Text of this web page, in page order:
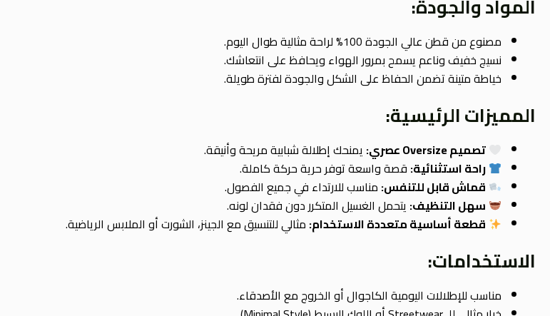
المواد والجودة:
مصنوع من قطن عالي الجودة 100% لراحة مثالية طوال اليوم.
نسيج خفيف وناعم يسمح بمرور الهواء ويحافظ على انتعاشك.
خياطة متينة تضمن الحفاظ على الشكل والجودة لفترة طويلة.
المميزات الرئيسية:
تصميم Oversize عصري:
يمنحك إطلالة شبابية مريحة وأنيقة.
راحة استثنائية: قصة واسعة توفر حرية حركة كاملة.
قماش قابل للتنفس: مناسب للارتداء في جميع الفصول.
سهل التنظيف: يتحمل الغسيل المتكرر دون فقدان لونه.
قطعة أساسية متعددة الاستخدام: مثالي للتنسيق مع الجينز، الشورت أو الملابس الرياضية.
الاستخدامات:
مناسب للإطلالات اليومية الكاجوال أو الخروج مع الأصدقاء.